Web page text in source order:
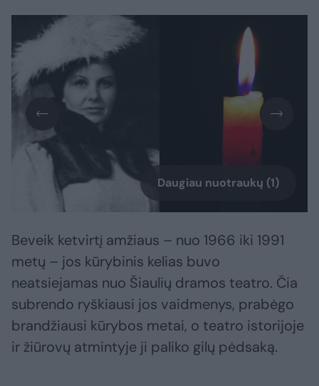
Daugiau nuotraukų (1)
Beveik ketvirtį amžiaus – nuo 1966 iki 1991
metų – jos kūrybinis kelias buvo
neatsiejamas nuo Šiaulių dramos teatro. Čia
subrendo ryškiausi jos vaidmenys, prabėgo
brandžiausi kūrybos metai, o teatro istorijoje
ir žiūrovų atmintyje ji paliko gilų pėdsaką.